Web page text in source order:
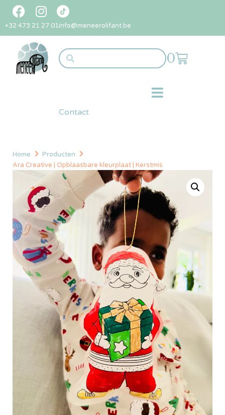
+32 473 21 27 01info@meneerolifant.be
0
Contact
Home
Producten
Ara Creative | Opblaasbare kleurplaat | Kerstmis